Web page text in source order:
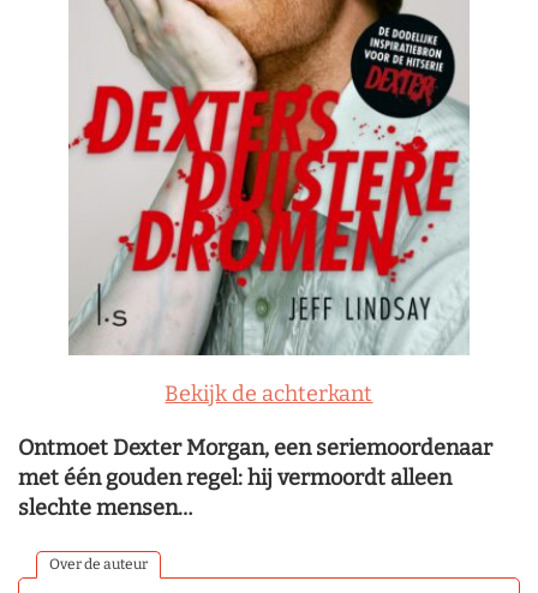
Bekijk de achterkant
Ontmoet Dexter Morgan, een seriemoordenaar
met één gouden regel: hij vermoordt alleen
slechte mensen…
Over de auteur